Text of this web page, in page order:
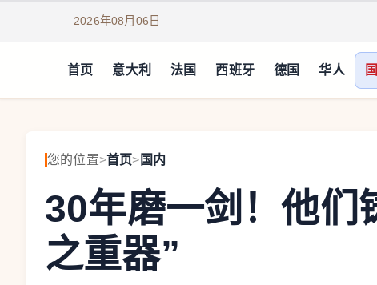
2026年08月06日
首页 意大利 法国 西班牙 德国 华人
您的位置>首页> 国内
30年磨一剑！他们
之重器”